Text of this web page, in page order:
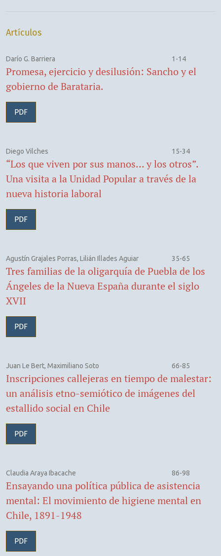
Artículos
Darío G. Barriera 1-14
Promesa, ejercicio y desilusión: Sancho y el
gobierno de Barataria.
PDF
Diego Vilches 15-34
“Los que viven por sus manos… y los otros”.
Una visita a la Unidad Popular a través de la
nueva historia laboral
PDF
Agustín Grajales Porras, Lilián Illades Aguiar 35-65
Tres familias de la oligarquía de Puebla de los
Ángeles de la Nueva España durante el siglo
XVII
PDF
Juan Le Bert, Maximiliano Soto 66-85
Inscripciones callejeras en tiempo de malestar:
un análisis etno-semiótico de imágenes del
estallido social en Chile
PDF
Claudia Araya Ibacache 86-98
Ensayando una política pública de asistencia
mental: El movimiento de higiene mental en
Chile, 1891-1948
PDF